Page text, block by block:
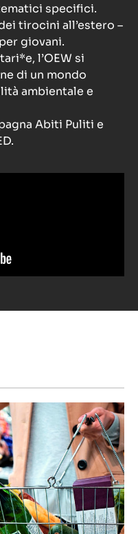
specifici.
tirocini all’estero –
giovani.
l’OEW si
di un mondo
ambientale e
Abiti Puliti e